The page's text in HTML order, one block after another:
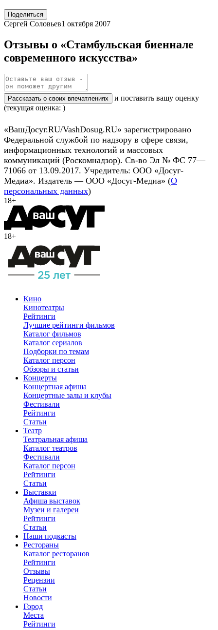
Поделиться
Сергей Соловьев1 октября 2007
Отзывы о «Стамбульская биеннале
современного искусства»
Рассказать о своих впечатлениях
и поставить вашу оценку
(текущая оценка: )
«ВашДосуг.RU/VashDosug.RU» зарегистрировано
Федеральной службой по надзору в сфере связи,
информационных технологий и массовых
коммуникаций (Роскомнадзор). Св-во Эл № ФС 77—
71066 от 13.09.2017. Учредитель: ООО «Досуг-
Медиа». Издатель — ООО «Досуг-Медиа» (О
персональных данных)
18+
18+
Кино
Кинотеатры
Рейтинги
Лучшие рейтинги фильмов
Каталог фильмов
Каталог сериалов
Подборки по темам
Каталог персон
Обзоры и статьи
Концерты
Концертная афиша
Концертные залы и клубы
Фестивали
Рейтинги
Статьи
Театр
Театральная афиша
Каталог театров
Фестивали
Каталог персон
Рейтинги
Статьи
Выставки
Афиша выставок
Музеи и галереи
Рейтинги
Статьи
Наши подкасты
Рестораны
Каталог ресторанов
Рейтинги
Отзывы
Рецензии
Статьи
Новости
Город
Места
Рейтинги